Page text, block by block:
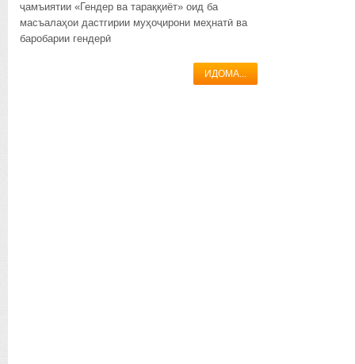
ҷамъиятии «Гендер ва тараққиёт» оид ба
масъалаҳои дастгирии муҳоҷирони меҳнатӣ ва
баробарии гендерӣ
ИДОМА...